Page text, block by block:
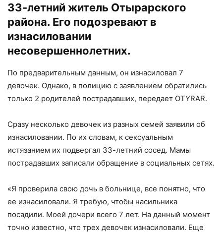
33-летний житель Отырарского
района. Его подозревают в
изнасиловании
несовершеннолетних.
По предварительным данным, он изнасиловал 7
девочек. Однако, в полицию с заявлением обратились
только 2 родителей пострадавших, передает OTYRAR.
Сразу несколько девочек из разных семей заявили об
изнасиловании. По их словам, к сексуальным
истязанием их подвергал 33-летний сосед. Мамы
пострадавших записали обращение в социальных сетях.
«Я проверила свою дочь в больнице, все понятно, что
ее изнасиловали. Я требую, чтобы насильника
посадили. Моей дочери всего 7 лет. На данный момент
точно известно, что трех девочек изнасиловали. Еще